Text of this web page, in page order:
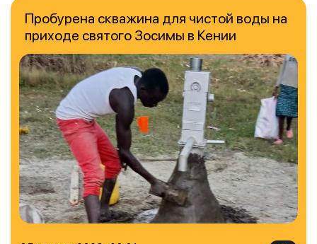
Пробурена скважина для чистой воды на
приходе святого Зосимы в Кении